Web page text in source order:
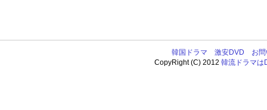
韓国ドラマ 激安DVD
お
CopyRight (C) 2012韓流ドラマは